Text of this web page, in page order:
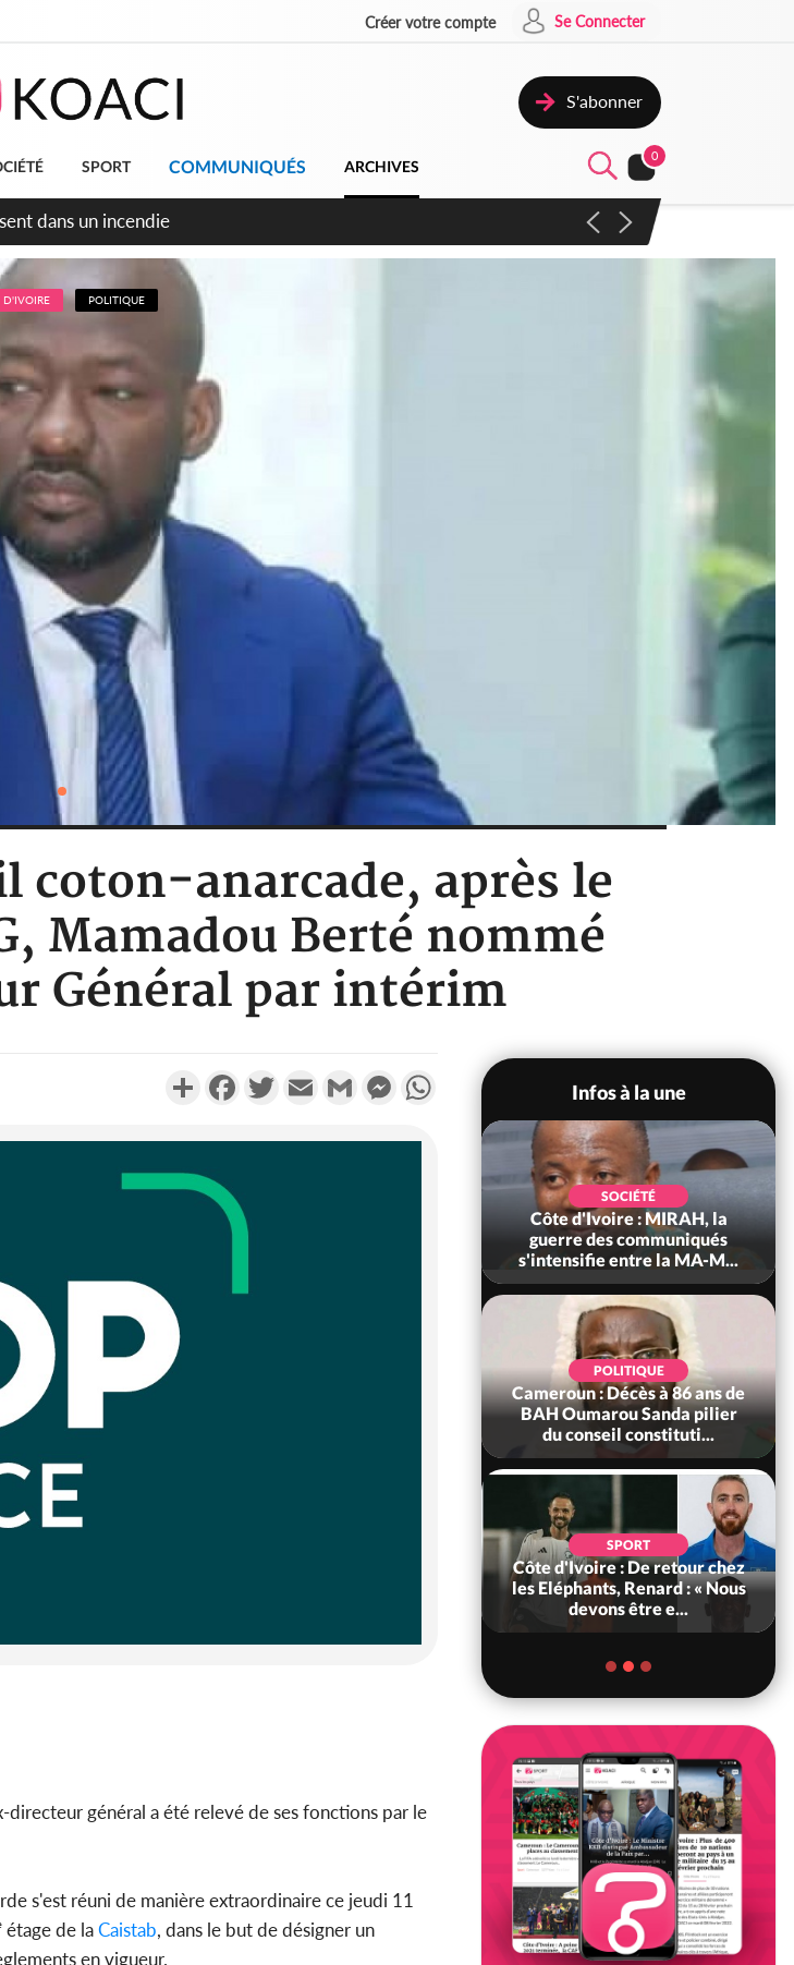
Créer votre compte Se Connecter
S'abonner
SPORT COMMUNIQUÉS ARCHIVES
0
nationale transformée en vaste campagne contre les produits
D'IVOIRE POLITIQUE
coton-anarcade, après le
Mamadou Berté nommé
Général par intérim
PartagerFacebookTwitterEmail Gmail MessengerWhatsApp
général a été relevé de ses fonctions par le
s'est réuni de manière extraordinaire ce jeudi 11
de laCaistab, dans le but de désigner un
en vigueur.
Infos à la une
Côte d'Ivoire : Man, deux
personnes périssent dans un
SOCIÉTÉ
Côte d'Ivoire : MIRAH, la
guerre des communiqués
s'intensifie entre la MA-M...
POLITIQUE
Cameroun : Décès à 86 ans de
BAH Oumarou Sanda pilier
du conseil constituti...
SPORT
Côte d'Ivoire : De retour chez
les Eléphants, Renard : « Nous
devons être e...